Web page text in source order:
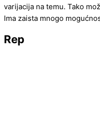
varijacija na temu. Tako
Ima zaista mnogo
Rep